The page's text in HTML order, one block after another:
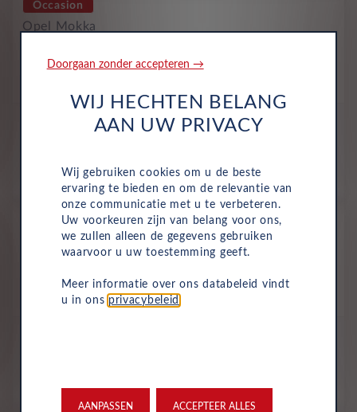
Occasion
Opel Mokka
Benzine Automaat Mei 2025
All-inclusive prijs
p/m. excl. btw o.b.v 48 mnd en 10,000 km/j
Occasion
Opel Mokka
Ultimate 1.2 Turbo 96kW Auto
Benzine Automaat Mei 2025
14,146 Km
KKB-27-G
Artense Grey Paint (KCA)
Doorgaan zonder accepteren →
WIJ HECHTEN BELANG
AAN UW PRIVACY
Wij gebruiken cookies om u de beste
ervaring te bieden en om de relevantie van
onze communicatie met u te verbeteren.
Uw voorkeuren zijn van belang voor ons,
we zullen alleen de gegevens gebruiken
waarvoor u uw toestemming geeft.
Meer informatie over ons databeleid vindt
u in ons privacybeleid
AANPASSEN ACCEPTEER ALLES